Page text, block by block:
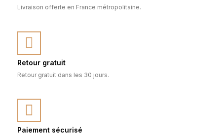
Livraison offerte en France métropolitaine.
Retour gratuit
Retour gratuit dans les 30 jours.
Paiement sécurisé